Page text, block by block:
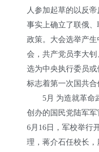
人参加起草的以反
事实上确立了联俄
政策。大会选举产
会，共产党员李大
选为中央执行委员
标志着第一次国共合
5月 为造就革命
创办的国民党陆军军
6月16日，军校举行
理，蒋介石任校长